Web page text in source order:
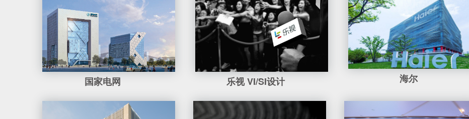
国家电网 乐视 VI/SI设计 海尔